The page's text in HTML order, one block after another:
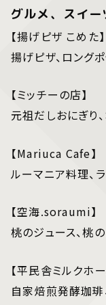
グルメ、スイ
【揚げピザ こめた】
揚げピザ、ロング
【ミッチーの店】
元祖だしおにぎり
【Mariuca Cafe】
ルーマニア料理、
【空海.soraumi】
桃のジュース、桃
【平民舎ミルクホー
自家焙煎発酵珈琲